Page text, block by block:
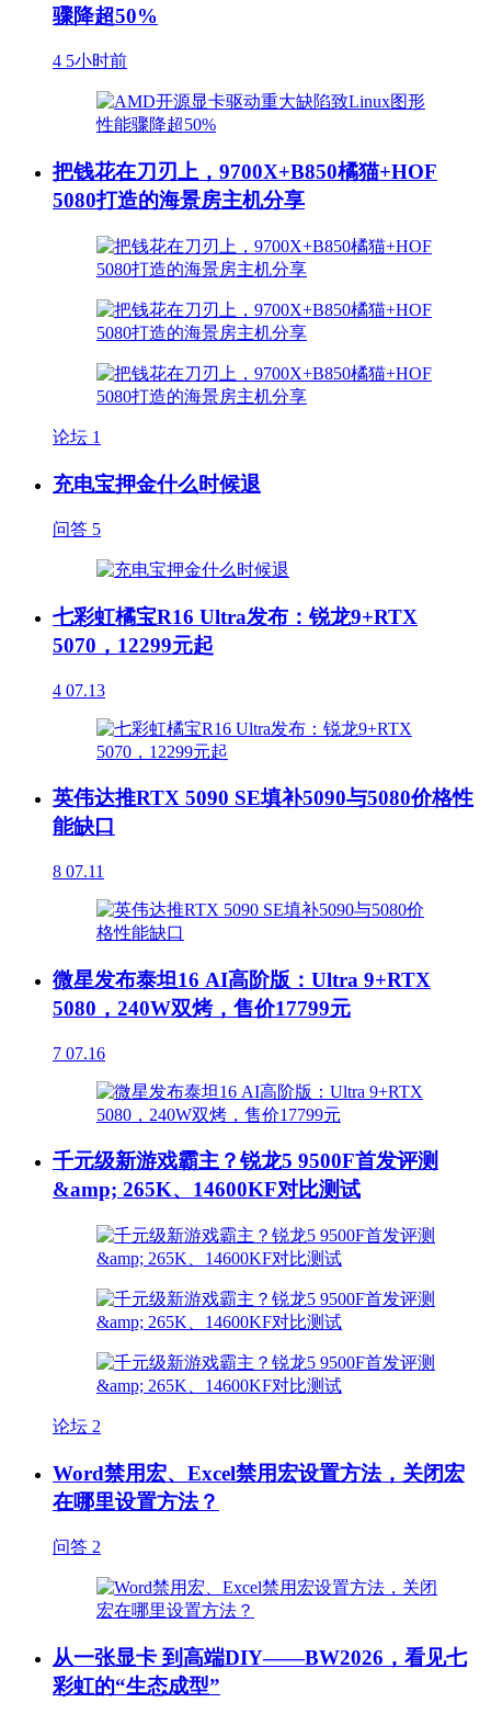
骤降超50%
4 5小时前
把钱花在刀刃上，9700X+B850橘猫+HOF
5080打造的海景房主机分享
论坛 1
充电宝押金什么时候退
问答 5
七彩虹橘宝R16 Ultra发布：锐龙9+RTX
5070，12299元起
4 07.13
英伟达推RTX 5090 SE填补5090与5080价格性
能缺口
8 07.11
微星发布泰坦16 AI高阶版：Ultra 9+RTX
5080，240W双烤，售价17799元
7 07.16
千元级新游戏霸主？锐龙5 9500F首发评测
&amp; 265K、14600KF对比测试
论坛 2
Word禁用宏、Excel禁用宏设置方法，关闭宏
在哪里设置方法？
问答 2
从一张显卡 到高端DIY——BW2026，看见七
彩虹的“生态成型”